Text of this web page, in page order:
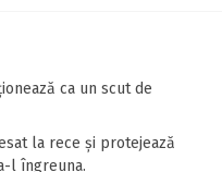
ca un scut de
la rece și protejează
l îngreuna.